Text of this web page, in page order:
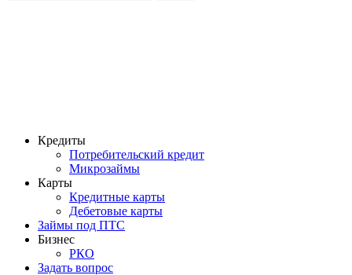
Кредиты
Потребительский кредит
Микрозаймы
Карты
Кредитные карты
Дебетовые карты
Займы под ПТС
Бизнес
РКО
Задать вопрос